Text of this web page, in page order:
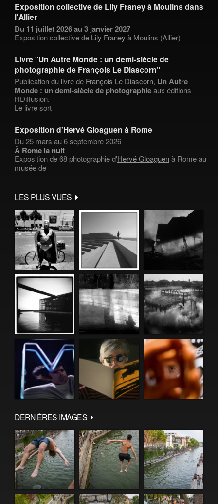
Exposition collective de Lily Franey à Moulins dans
l'Allier
Du 11 juillet 2026 au 3 janvier 2027
Exposition collective de Lily Franey à Moulins (Allier)
Livre "Un Autre Monde : un demi-siècle de
photographie de François Le Diascorn"
Publication du livre de François Le Diascorn, Un Autre
Monde : un demi-siècle de photographieaux éditions
HDiffusion.
Le livre sort
Exposition d'Hervé Gloaguen à Rome
Du 25 mars au 6 septembre 2026
À Rome la nuit
Exposition de 68 photographie d'Hervé Gloaguenà Rome au
musée de
LES PLUS VUES
DERNIÈRES IMAGES